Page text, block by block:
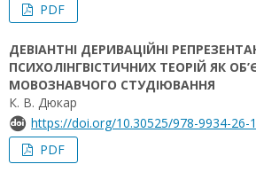
PDF
ДЕВІАНТНІ ДЕРИВАЦІЙНІ
ПСИХОЛІНГВІСТИЧНИХ ТЕОРІЙ ЯК
МОВОЗНАВЧОГО СТУДІЮВАННЯ
К. В. Дюкар
https://doi.org/10.30525/978-9934-26-
PDF